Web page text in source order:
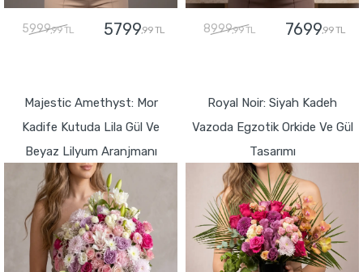
5999,99 TL 5799,99 TL 8999,99 TL 7699,99 TL
Majestic Amethyst: Mor
Kadife Kutuda Lila Gül Ve
Beyaz Lilyum Aranjmanı
Royal Noir: Siyah Kadeh
Vazoda Egzotik Orkide Ve Gül
Tasarımı